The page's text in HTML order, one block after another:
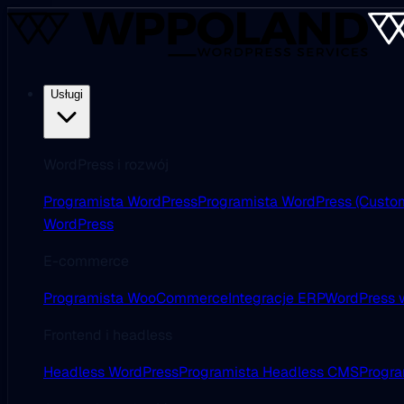
Usługi
Programista WordPressProgramista WordPress
WordPress
Programista WooCommerceIntegracje ERPWordPress
Headless WordPressProgramista Headless CMS